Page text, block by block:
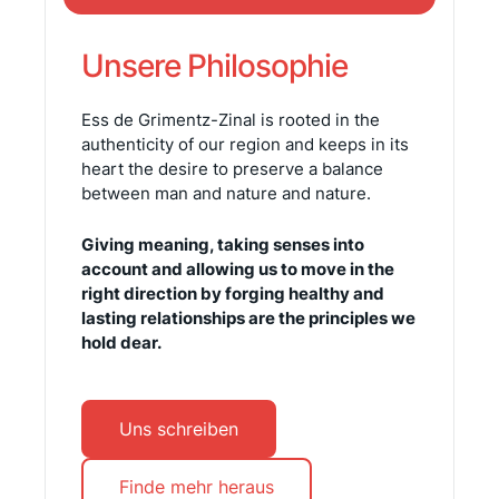
Unsere Philosophie
Ess de Grimentz-Zinal is rooted in the
authenticity of our region and keeps in its
heart the desire to preserve a balance
between man and nature and nature.
Giving meaning, taking senses into
account and allowing us to move in the
right direction by forging healthy and
lasting relationships are the principles we
hold dear.
Uns schreiben
Finde mehr heraus